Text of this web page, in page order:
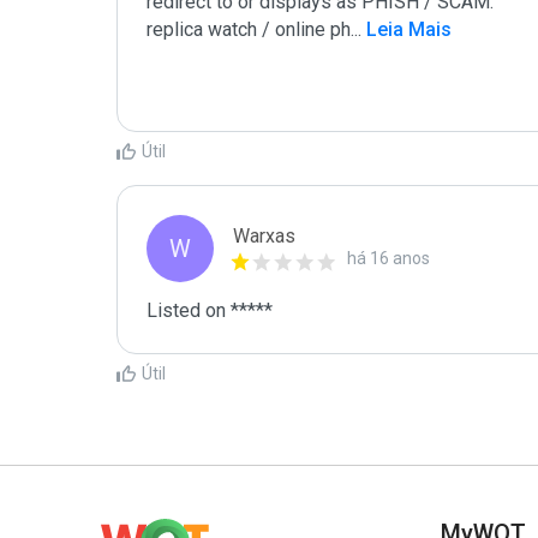
replica watch / online ph... Leia Mais
Útil
W Warxas
há 16 anos
Listed on *****
Útil